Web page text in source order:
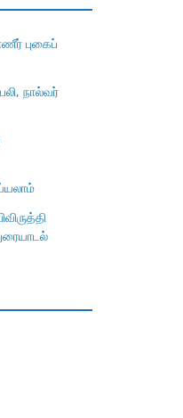
புகைப்
நால்வர்